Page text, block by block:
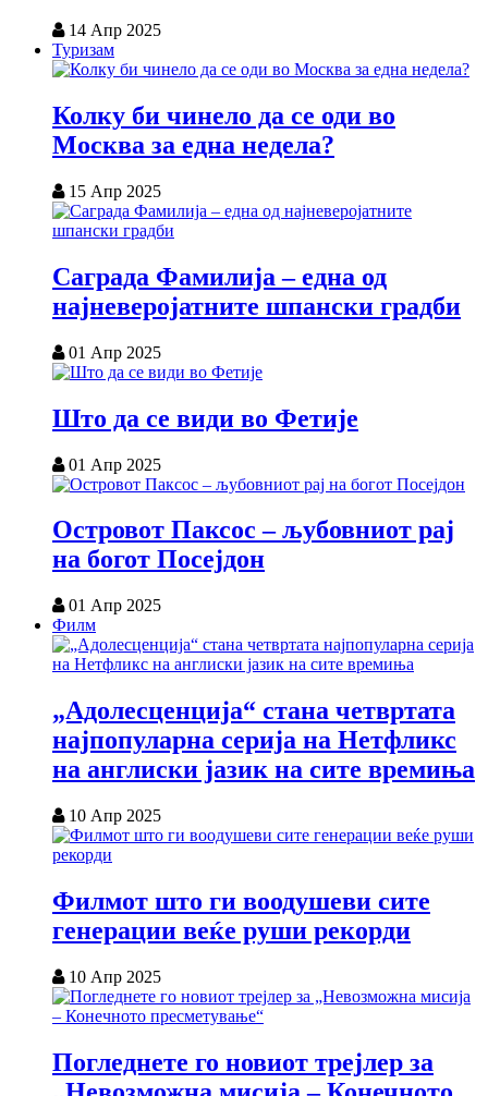
14 Апр 2025
Туризам
Колку би чинело да се оди во
Москва за една недела?
15 Апр 2025
Саграда Фамилија – една од
најневеројатните шпански градби
01 Апр 2025
Што да се види во Фетије
01 Апр 2025
Островот Паксос – љубовниот рај
на богот Посејдон
01 Апр 2025
Филм
„Адолесценција“ стана четвртата
најпопуларна серија на Нетфликс
на англиски јазик на сите времиња
10 Апр 2025
Филмот што ги воодушеви сите
генерации веќе руши рекорди
10 Апр 2025
Погледнете го новиот трејлер за